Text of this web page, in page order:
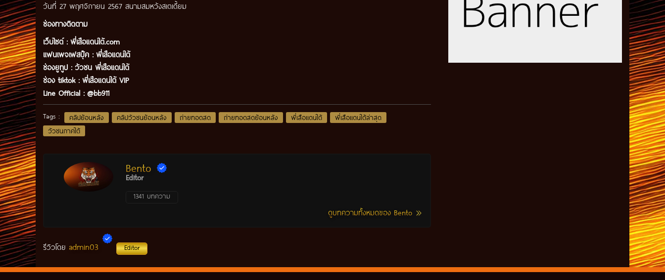
วันที่ 27 พฤศจิกายน 2567 สนามสมหวังสเตเดี้ยม
ช่องทางติดตาม
เว็บไซต์ : พี่เสือแดนใต้.com
แฟนเพจเฟสบุ๊ค : พี่เสือแดนใต้
ช่องยูทูป : วัวชน พี่เสือแดนใต้
ช่อง tiktok : พี่เสือแดนใต้ VIP
Line Official : @bb911
Tags : คลิปย้อนหลัง คลิปวัวชนย้อนหลัง ถ่ายทอดสด ถ่ายทอดสดย้อนหลัง พี่เสือแดนใต้
พี่เสือแดนใต้ล่าสุด
วัวชนภาคใต้
Bento
Editor
1341 บทความ
ดูบทความทั้งหมดของ Bento
รีวิวโดย admin03 Editor